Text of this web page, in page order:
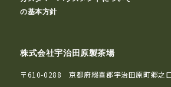
の基本方針
株式会社宇治田原製茶場
〒610-0288 京都府綴喜郡宇治田原町郷之